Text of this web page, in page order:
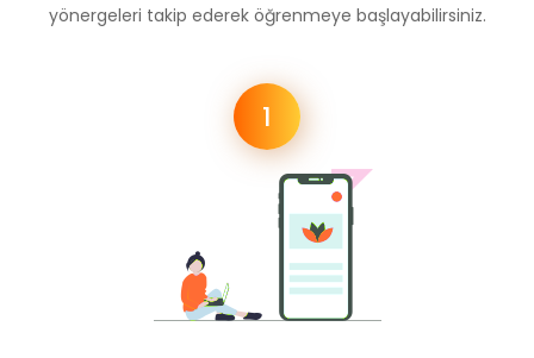
yönergeleri takip ederek öğrenmeye başlayabilirsiniz.
1